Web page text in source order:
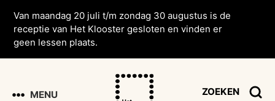
Van maandag 20 juli t/m zondag 30 augustus is de
receptie van Het Klooster gesloten en vinden er
geen lessen plaats.
MENU ZOEKEN